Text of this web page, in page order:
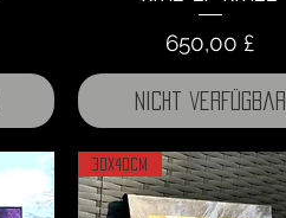
Preis
650,00 £
Nicht verfügbar
30x40cm